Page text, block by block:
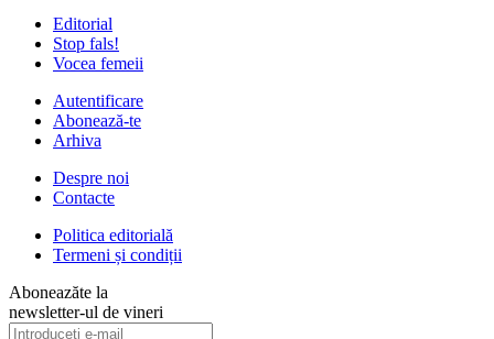
Editorial
Stop fals!
Vocea femeii
Autentificare
Abonează-te
Arhiva
Despre noi
Contacte
Politica editorială
Termeni și condiții
Aboneazăte la
newsletter-ul de vineri